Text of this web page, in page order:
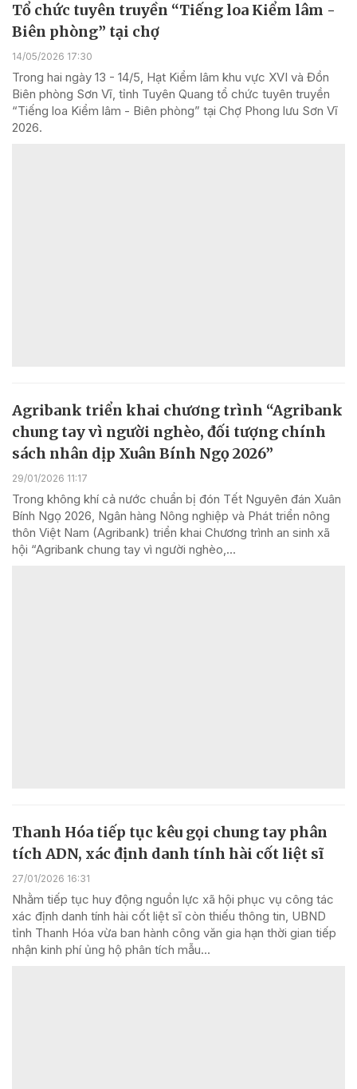
Tổ chức tuyên truyền “Tiếng loa Kiểm lâm -
Biên phòng” tại chợ
14/05/2026 17:30
Trong hai ngày 13 - 14/5, Hạt Kiểm lâm khu vực XVI và Đồn
Biên phòng Sơn Vĩ, tỉnh Tuyên Quang tổ chức tuyên truyền
“Tiếng loa Kiểm lâm - Biên phòng” tại Chợ Phong lưu Sơn Vĩ
2026.
Agribank triển khai chương trình “Agribank
chung tay vì người nghèo, đối tượng chính
sách nhân dịp Xuân Bính Ngọ 2026”
29/01/2026 11:17
Trong không khí cả nước chuẩn bị đón Tết Nguyên đán Xuân
Bính Ngọ 2026, Ngân hàng Nông nghiệp và Phát triển nông
thôn Việt Nam (Agribank) triển khai Chương trình an sinh xã
hội “Agribank chung tay vì người nghèo,...
Thanh Hóa tiếp tục kêu gọi chung tay phân
tích ADN, xác định danh tính hài cốt liệt sĩ
27/01/2026 16:31
Nhằm tiếp tục huy động nguồn lực xã hội phục vụ công tác
xác định danh tính hài cốt liệt sĩ còn thiếu thông tin, UBND
tỉnh Thanh Hóa vừa ban hành công văn gia hạn thời gian tiếp
nhận kinh phí ủng hộ phân tích mẫu...